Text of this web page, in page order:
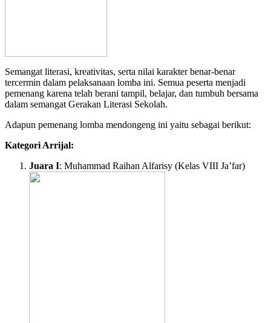
Semangat literasi, kreativitas, serta nilai karakter benar-benar
tercermin dalam pelaksanaan lomba ini. Semua peserta menjadi
pemenang karena telah berani tampil, belajar, dan tumbuh bersama
dalam semangat Gerakan Literasi Sekolah.
Adapun pemenang lomba mendongeng ini yaitu sebagai berikut:
Kategori Arrijal:
Juara I: Muhammad Raihan Alfarisy (Kelas VIII Ja’far)